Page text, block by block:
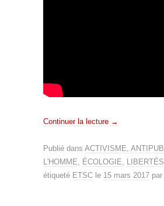
Continuer la lecture →
Publié dans ACTIVISME ANTIPUB
L'HOMME
ÉCOLOGIE LIBERTÉS
étiqueté ETSC le 15 mars 2017 par